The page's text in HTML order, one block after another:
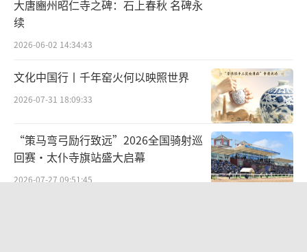
《史记》载：“舜耕历山，历山之人皆让
畔，渔雷泽，雷泽上人皆让居，陶河滨，河滨
器皆不苦窳。”《韩非子》也说：“东夷之陶
者器苦窳，舜往陶焉，期年而器牢。”《大戴
礼注补》有记：“曰重华，好学孝友，闻于四
海，陶渔事亲。”上述文献均极言虞舜品德高
尚，能力非常，解决了东夷人制陶而苦窳的难
题。这在当时真可谓功盖当世，善莫大焉。于
是以李斯为代表的《仓颉篇》作牵强附会之
大唐豳州昭仁寺之碑：石上春秋 名碑永
续
2026-06-02 14:34:43
文化中国行丨千年窑火何以映照世界
2026-07-31 18:09:33
“策马弯弓励行致远”2026全国骑射巡
回赛·太仆寺旗站盛大启幕
2026-07-27 09:51:45